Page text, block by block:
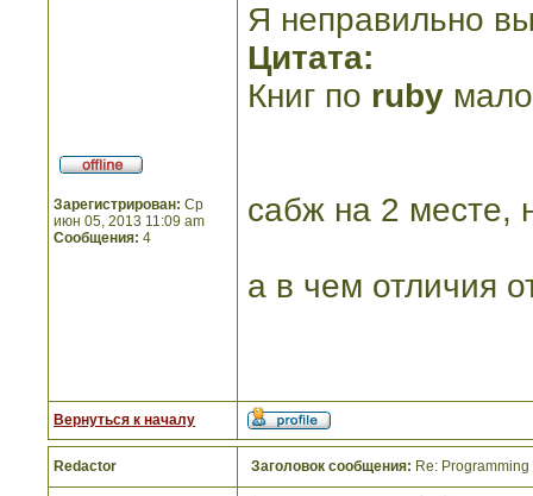
Зарегистрирован: Ср
июн 05, 2013 11:09 am
Сообщения: 4
Я неправильно
Цитата:
Книг по ruby
сабж на 2 месте,
а в чем отличия
Вернуться к началу
Redactor Заголовок сообщения: Re: